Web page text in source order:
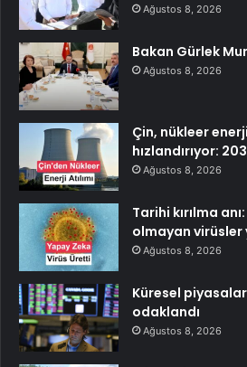
Ağustos 8, 2026
Bakan Gürlek
Ağustos 8, 2026
Çin, nükleer
hızlandırıyor:
Ağustos 8, 2026
Tarihi kırılma
olmayan virüsler
Ağustos 8, 2026
Küresel
odaklandı
Ağustos 8, 2026